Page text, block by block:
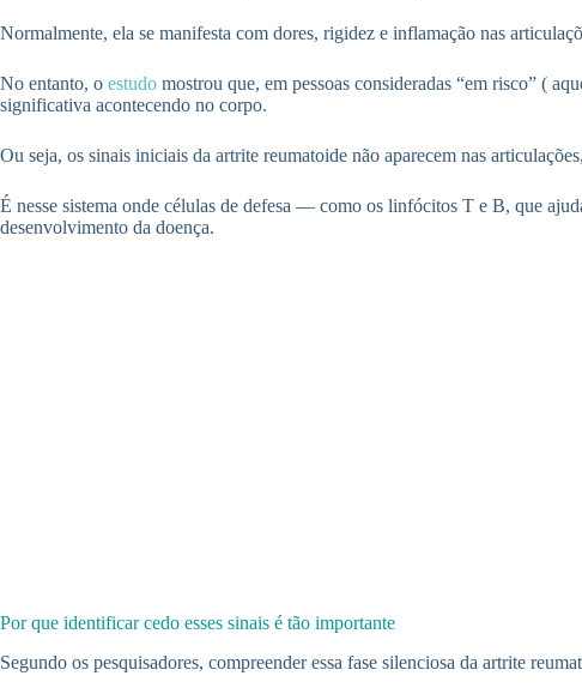
Normalmente, ela se manifesta com dores, rigidez e inflamação nas
No entanto, o estudo mostrou que, em pessoas consideradas “em risco” (
significativa acontecendo no corpo.
Ou seja, os sinais iniciais da artrite reumatoide não aparecem nas
É nesse sistema onde células de defesa — como os linfócitos T e B, que
desenvolvimento da doença.
Por que identificar cedo esses sinais é tão importante
Segundo os pesquisadores, compreender essa fase silenciosa da artrite